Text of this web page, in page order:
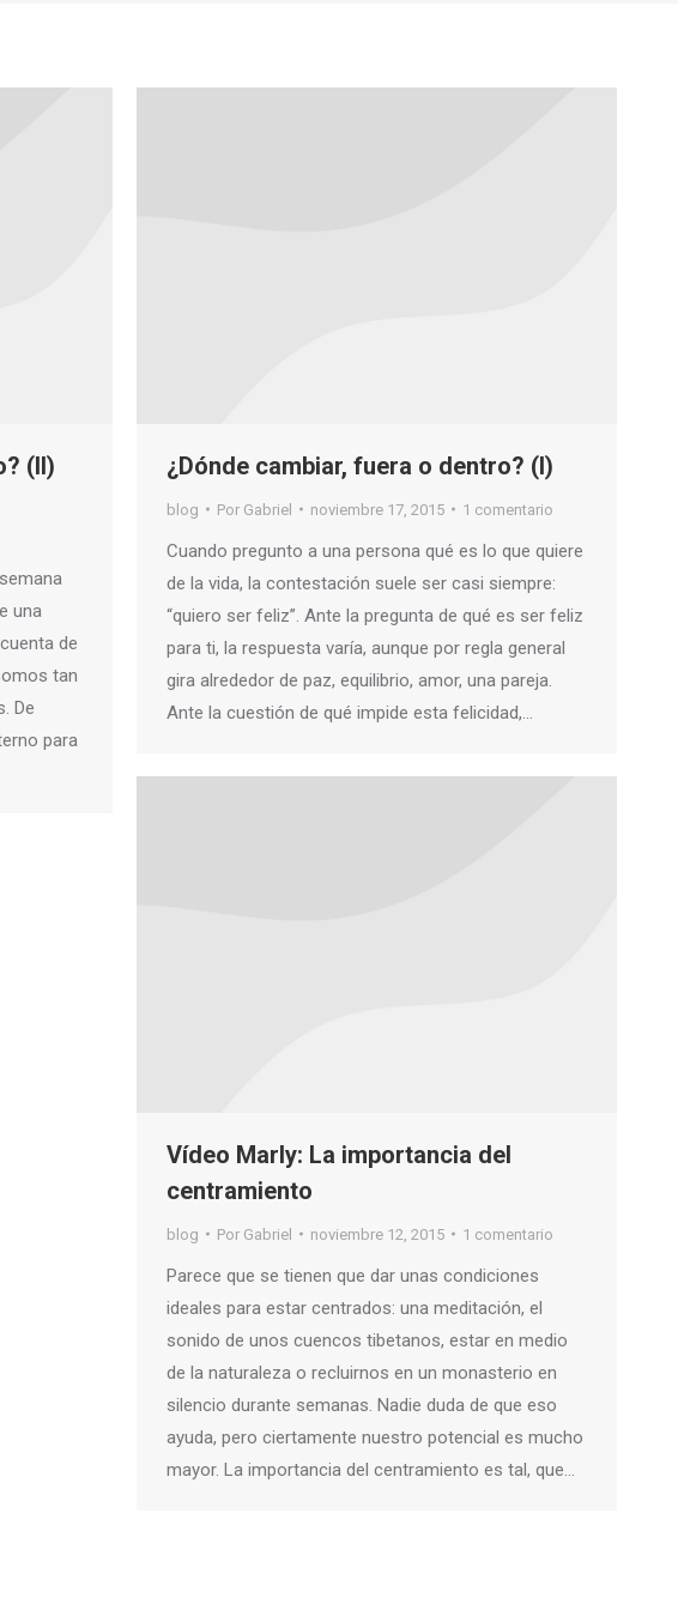
(II)
una
de
tan
De
para
¿Dónde cambiar, fuera o dentro? (I)
blog Por Gabriel noviembre 17, 2015 1 comentario
Cuando pregunto a una persona qué es lo que quiere
de la vida, la contestación suele ser casi siempre:
“quiero ser feliz”. Ante la pregunta de qué es ser feliz
para ti, la respuesta varía, aunque por regla general
gira alrededor de paz, equilibrio, amor, una pareja.
Ante la cuestión de qué impide esta felicidad,…
Vídeo Marly: La importancia del
centramiento
blog Por Gabriel noviembre 12, 2015 1 comentario
Parece que se tienen que dar unas condiciones
ideales para estar centrados: una meditación, el
sonido de unos cuencos tibetanos, estar en medio
de la naturaleza o recluirnos en un monasterio en
silencio durante semanas. Nadie duda de que eso
ayuda, pero ciertamente nuestro potencial es mucho
mayor. La importancia del centramiento es tal, que…